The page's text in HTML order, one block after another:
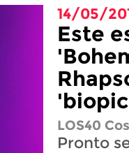
14/05/
Este
LOS40
Pronto